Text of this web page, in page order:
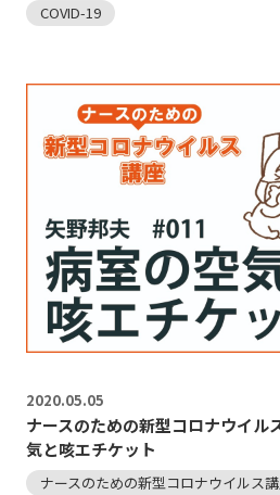
COVID-19
2020.05.05
ナースのための新型コロナウイル
気と咳エチケット
ナースのための新型コロナウイルス